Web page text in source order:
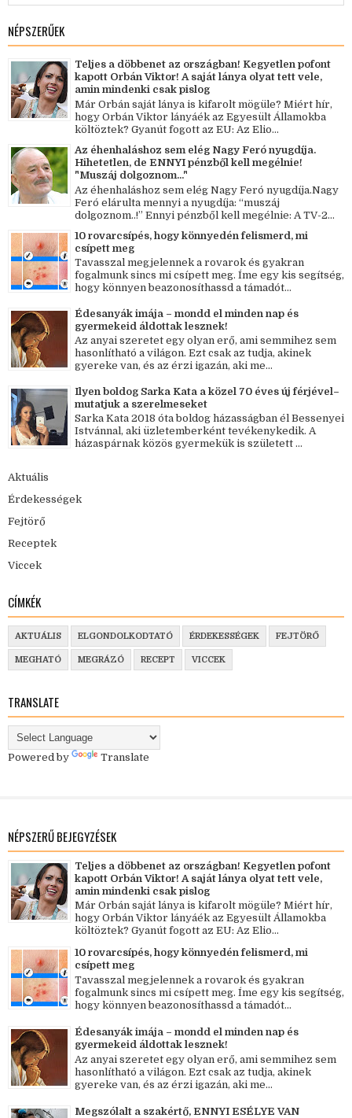
NÉPSZERŰEK
Teljes a döbbenet az országban! Kegyetlen pofont
kapott Orbán Viktor! A saját lánya olyat tett vele,
amin mindenki csak pislog
Már Orbán saját lánya is kifarolt mögüle? Miért hír,
hogy Orbán Viktor lányáék az Egyesült Államokba
költöztek? Gyanút fogott az EU: Az Elio...
Az éhenhaláshoz sem elég Nagy Feró nyugdíja.
Hihetetlen, de ENNYI pénzből kell megélnie!
"Muszáj dolgoznom..."
Az éhenhaláshoz sem elég Nagy Feró nyugdíja.Nagy
Feró elárulta mennyi a nyugdíja: “muszáj
dolgoznom..!” Ennyi pénzből kell megélnie: A TV-2...
10 rovarcsípés, hogy könnyedén felismerd, mi
csípett meg
Tavasszal megjelennek a rovarok és gyakran
fogalmunk sincs mi csípett meg. Íme egy kis segítség,
hogy könnyen beazonosíthassd a támadót...
Édesanyák imája – mondd el minden nap és
gyermekeid áldottak lesznek!
Az anyai szeretet egy olyan erő, ami semmihez sem
hasonlítható a világon. Ezt csak az tudja, akinek
gyereke van, és az érzi igazán, aki me...
Ilyen boldog Sarka Kata a közel 70 éves új férjével–
mutatjuk a szerelmeseket
Sarka Kata 2018 óta boldog házasságban él Bessenyei
Istvánnal, aki üzletemberként tevékenykedik. A
házaspárnak közös gyermekük is született ...
Aktuális
Érdekességek
Fejtörő
Receptek
Viccek
CÍMKÉK
AKTUÁLIS ELGONDOLKODTATÓ ÉRDEKESSÉGEK FEJTÖRŐ
MEGHATÓ MEGRÁZÓ RECEPT VICCEK
TRANSLATE
Powered by Translate
NÉPSZERŰ BEJEGYZÉSEK
Teljes a döbbenet az országban! Kegyetlen pofont
kapott Orbán Viktor! A saját lánya olyat tett vele,
amin mindenki csak pislog
Már Orbán saját lánya is kifarolt mögüle? Miért hír,
hogy Orbán Viktor lányáék az Egyesült Államokba
költöztek? Gyanút fogott az EU: Az Elio...
10 rovarcsípés, hogy könnyedén felismerd, mi
csípett meg
Tavasszal megjelennek a rovarok és gyakran
fogalmunk sincs mi csípett meg. Íme egy kis segítség,
hogy könnyen beazonosíthassd a támadót...
Édesanyák imája – mondd el minden nap és
gyermekeid áldottak lesznek!
Az anyai szeretet egy olyan erő, ami semmihez sem
hasonlítható a világon. Ezt csak az tudja, akinek
gyereke van, és az érzi igazán, aki me...
Megszólalt a szakértő, ENNYI ESÉLYE VAN